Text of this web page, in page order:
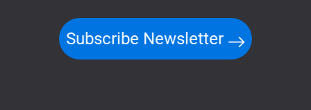
Subscribe Newsletter